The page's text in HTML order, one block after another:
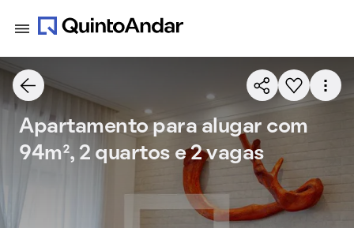
Apartamento para alugar com
94m², 2 quartos e 2 vagas